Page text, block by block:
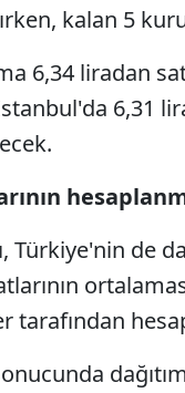
kalan 5
6,34 liradan
6,31
Türkiye'nin de
tarafından